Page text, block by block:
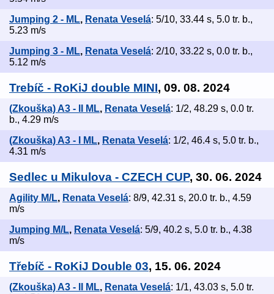
Jumping 2 - ML, Renata Veselá: 5/10, 33.44 s, 5.0 tr. b.,
5.23 m/s
Jumping 3 - ML, Renata Veselá: 2/10, 33.22 s, 0.0 tr. b.,
5.12 m/s
Trebíč - RoKiJ double MINI, 09. 08. 2024
(Zkouška) A3 - II ML, Renata Veselá: 1/2, 48.29 s, 0.0 tr.
b., 4.29 m/s
(Zkouška) A3 - I ML, Renata Veselá: 1/2, 46.4 s, 5.0 tr. b.,
4.31 m/s
Sedlec u Mikulova - CZECH CUP, 30. 06. 2024
Agility M/L, Renata Veselá: 8/9, 42.31 s, 20.0 tr. b., 4.59
m/s
Jumping M/L, Renata Veselá: 5/9, 40.2 s, 5.0 tr. b., 4.38
m/s
Třebíč - RoKiJ Double 03, 15. 06. 2024
(Zkouška) A3 - II ML, Renata Veselá: 1/1, 43.03 s, 5.0 tr.